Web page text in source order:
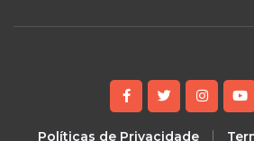
Políticas de Privacidade